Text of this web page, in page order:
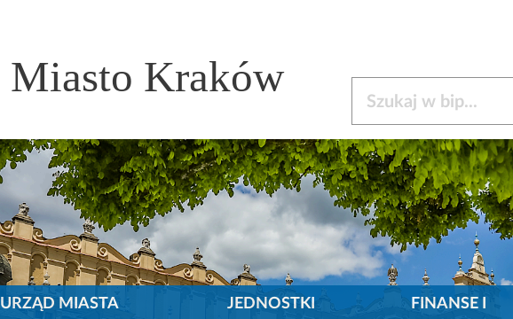
Miasto Kraków
URZĄD MIASTA
JEDNOSTKI
FINANSE I